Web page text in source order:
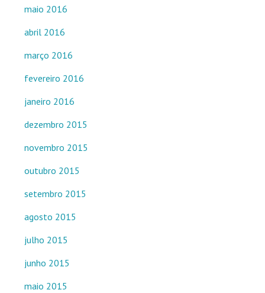
maio 2016
abril 2016
março 2016
fevereiro 2016
janeiro 2016
dezembro 2015
novembro 2015
outubro 2015
setembro 2015
agosto 2015
julho 2015
junho 2015
maio 2015